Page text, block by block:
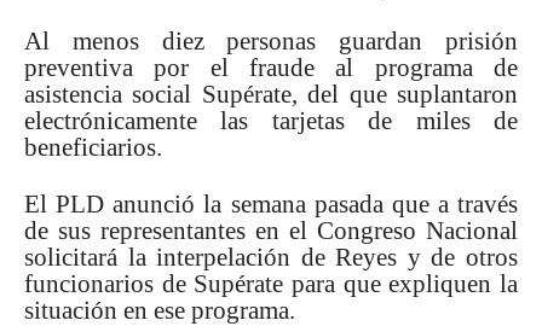
Al menos diez personas guardan prisión
preventiva por el fraude al programa de
asistencia social Supérate, del que suplantaron
electrónicamente las tarjetas de miles de
beneficiarios.
El PLD anunció la semana pasada que a través
de sus representantes en el Congreso Nacional
solicitará la interpelación de Reyes y de otros
funcionarios de Supérate para que expliquen la
situación en ese programa.